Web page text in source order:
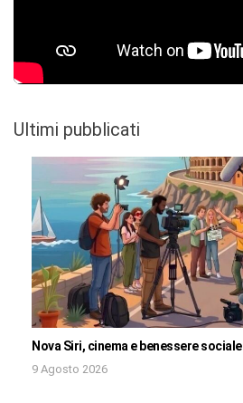
Ultimi pubblicati
Nova Siri, cinema e benessere sociale
9 Agosto 2026